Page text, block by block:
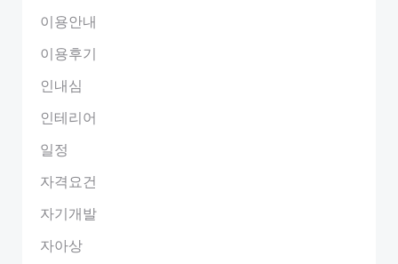
이용안내
이용후기
인내심
인테리어
일정
자격요건
자기개발
자아상